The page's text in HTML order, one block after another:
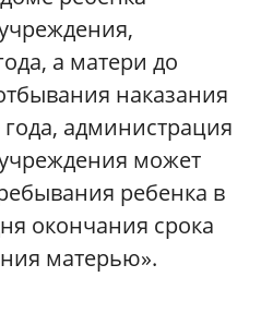
а матери до
наказания
администрация
может
ребенка в
окончания срока
матерью».